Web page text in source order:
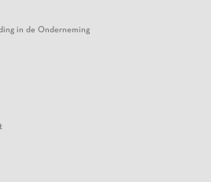
in de Onderneming